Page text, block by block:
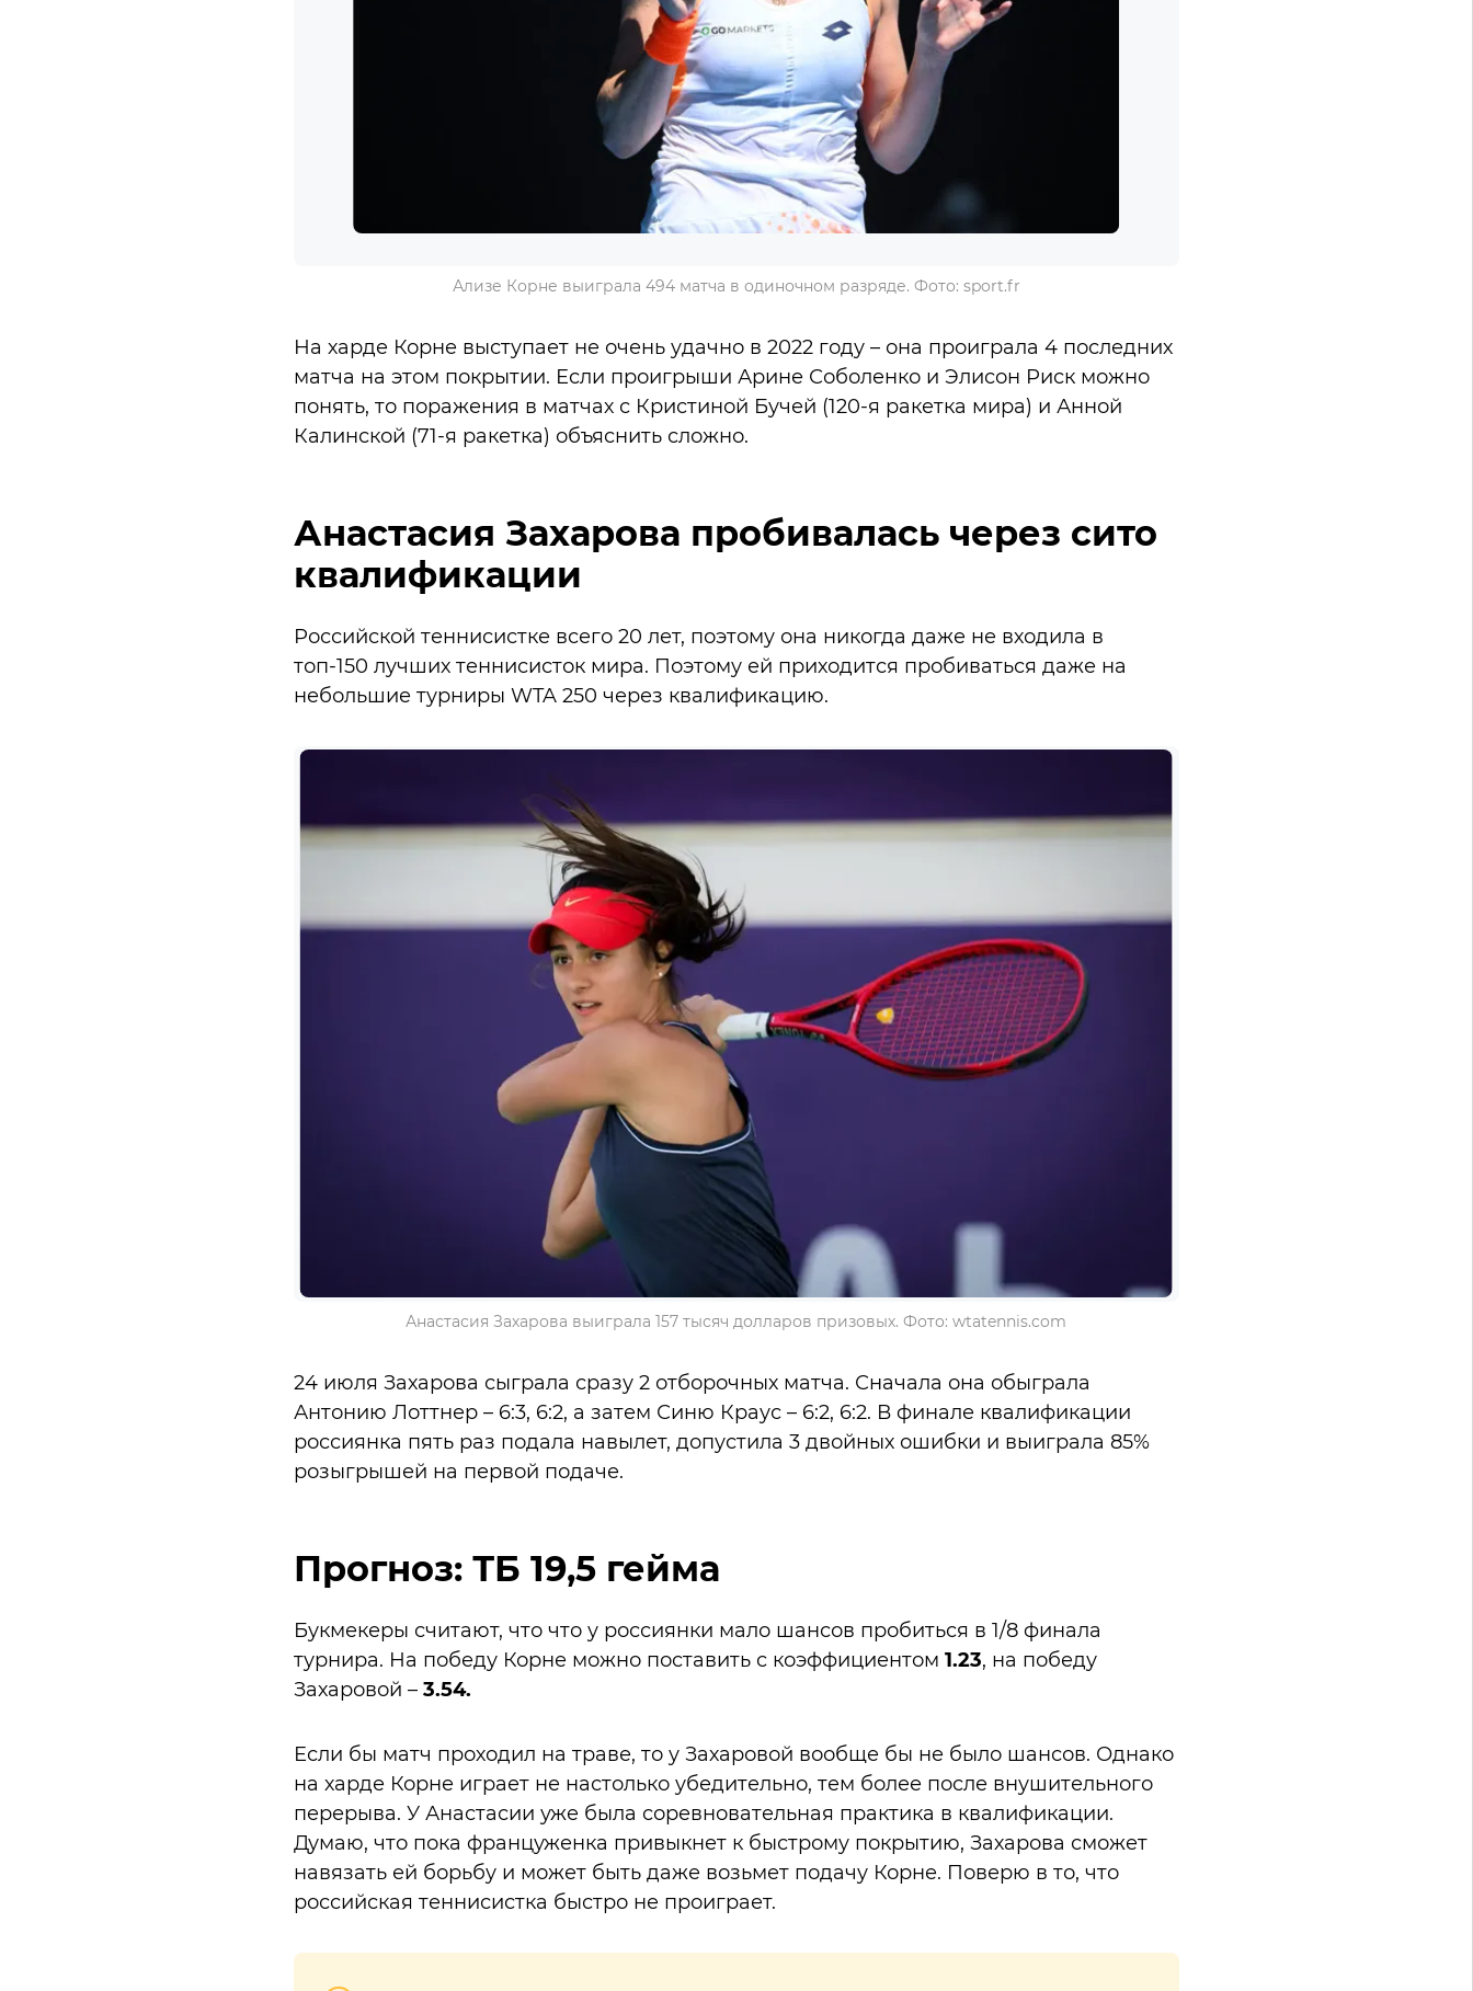
Ализе Корне выиграла 494 матча в одиночном разряде. Фото: sport.fr
На харде Корне выступает не очень удачно в 2022 году – она проиграла 4 последних
матча на этом покрытии. Если проигрыши Арине Соболенко и Элисон Риск можно
понять, то поражения в матчах с Кристиной Бучей (120-я ракетка мира) и Анной
Калинской (71-я ракетка) объяснить сложно.
Анастасия Захарова пробивалась через сито
квалификации
Российской теннисистке всего 20 лет, поэтому она никогда даже не входила в
топ-150 лучших теннисисток мира. Поэтому ей приходится пробиваться даже на
небольшие турниры WTA 250 через квалификацию.
Анастасия Захарова выиграла 157 тысяч долларов призовых. Фото: wtatennis.com
24 июля Захарова сыграла сразу 2 отборочных матча. Сначала она обыграла
Антонию Лоттнер – 6:3, 6:2, а затем Синю Краус – 6:2, 6:2. В финале квалификации
россиянка пять раз подала навылет, допустила 3 двойных ошибки и выиграла 85%
розыгрышей на первой подаче.
Прогноз: ТБ 19,5 гейма
Букмекеры считают, что что у россиянки мало шансов пробиться в 1/8 финала
турнира. На победу Корне можно поставить с коэффициентом 1.23, на победу
Захаровой – 3.54.
Если бы матч проходил на траве, то у Захаровой вообще бы не было шансов. Однако
на харде Корне играет не настолько убедительно, тем более после внушительного
перерыва. У Анастасии уже была соревновательная практика в квалификации.
Думаю, что пока француженка привыкнет к быстрому покрытию, Захарова сможет
навязать ей борьбу и может быть даже возьмет подачу Корне. Поверю в то, что
российская теннисистка быстро не проиграет.